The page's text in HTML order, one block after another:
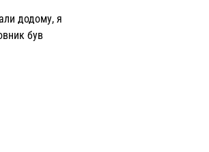
додому, я
був